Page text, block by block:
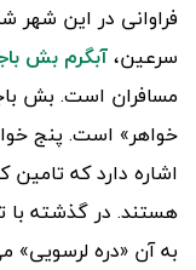
فراوانی در این
سرعین،آبگرم بش
مسافران است. بش
خواهر» است. پنج
اشاره دارد که
هستند. در گذشته با
به آن «دره لرسویی»